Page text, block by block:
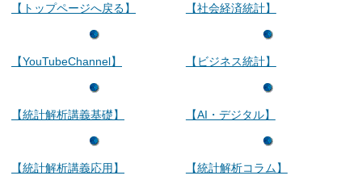
【トップページへ戻る】
【YouTubeChannel】
【統計解析講義基礎】
【統計解析講義応用】
【社会経済統計】
【ビジネス統計】
【AI・デジタル】
【統計解析コラム】